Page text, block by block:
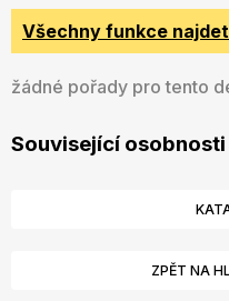
Všechny funkce
žádné pořady pro tento
Související osobnosti
ZPĚT NA